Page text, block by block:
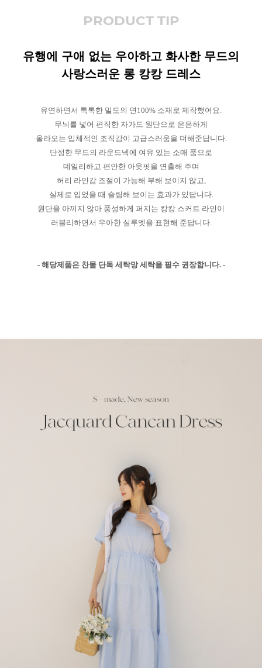
PRODUCT TIP
유행에 구애 없는 우아하고 화사한 무드의
사랑스러운 롱 캉캉 드레스
유연하면서 톡톡한 밀도의 면100% 소재로 제작했어요.
무늬를 넣어 편직한 자가드 원단으로 은은하게
올라오는 입체적인 조직감이 고급스러움을 더해준답니다.
단정한 무드의 라운드넥에 여유 있는 소매 품으로
데일리하고 편안한 아웃핏을 연출해 주며
허리 라인감 조절이 가능해 부해 보이지 않고,
실제로 입었을 때 슬림해 보이는 효과가 있답니다.
원단을 아끼지 않아 풍성하게 퍼지는 캉캉 스커트 라인이
러블리하면서 우아한 실루엣을 표현해 준답니다.
- 해당제품은 찬물 단독 세탁망 세탁을 필수 권장합니다. -